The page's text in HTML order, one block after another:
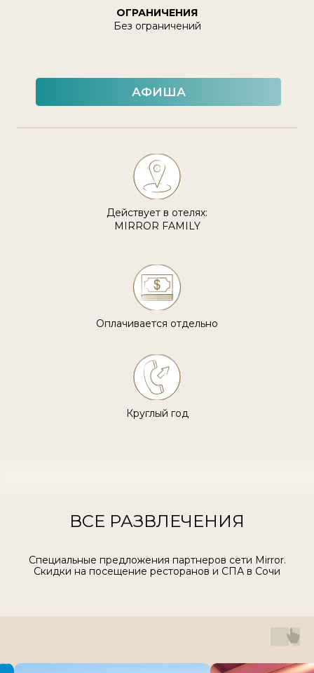
ОГРАНИЧЕНИЯ
Без ограничений
Действует в отелях:
MIRROR FAMILY
Оплачивается отдельно
Круглый год
АФИША
ВСЕ РАЗВЛЕЧЕНИЯ
Специальные предложения партнеров сети Mirror.
Скидки на посещение ресторанов и СПА в Сочи